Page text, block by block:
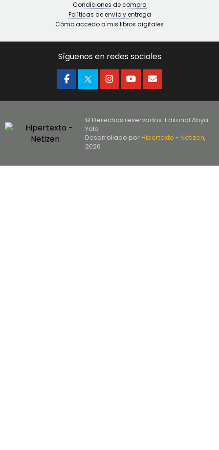
Condiciones de compra
Políticas de envío y entrega
Cómo accedo a mis libros digitales
Síguenos en redes sociales
© Derechos reservados. Editorial Abya
Yala
Desarrollado porHipertexto - Netizen,
2026